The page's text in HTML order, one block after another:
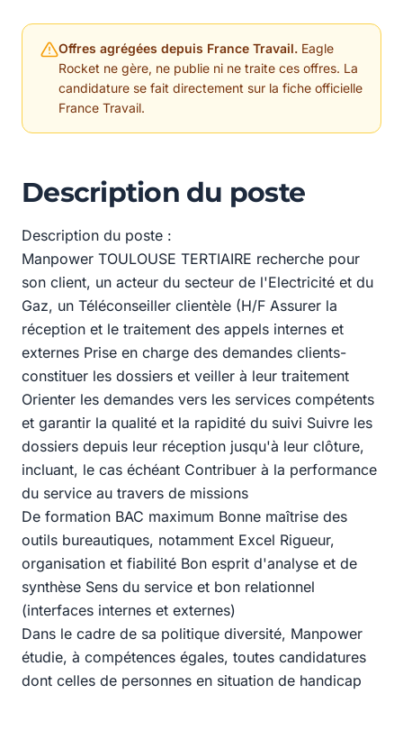
Offres agrégées depuis France Travail. Eagle
Rocket ne gère, ne publie ni ne traite ces offres. La
candidature se fait directement sur la fiche officielle
France Travail.
Description du poste
Description du poste :
Manpower TOULOUSE TERTIAIRE recherche pour
son client, un acteur du secteur de l'Electricité et du
Gaz, un Téléconseiller clientèle (H/F Assurer la
réception et le traitement des appels internes et
externes Prise en charge des demandes clients-
constituer les dossiers et veiller à leur traitement
Orienter les demandes vers les services compétents
et garantir la qualité et la rapidité du suivi Suivre les
dossiers depuis leur réception jusqu'à leur clôture,
incluant, le cas échéant Contribuer à la performance
du service au travers de missions
De formation BAC maximum Bonne maîtrise des
outils bureautiques, notamment Excel Rigueur,
organisation et fiabilité Bon esprit d'analyse et de
synthèse Sens du service et bon relationnel
(interfaces internes et externes)
Dans le cadre de sa politique diversité, Manpower
étudie, à compétences égales, toutes candidatures
dont celles de personnes en situation de handicap